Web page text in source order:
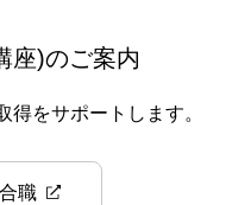
座)のご案内
をサポートします。
職